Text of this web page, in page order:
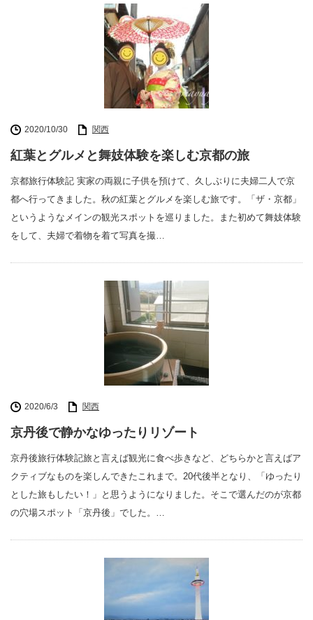
2020/10/30 関西
紅葉とグルメと舞妓体験を楽しむ京都の旅
京都旅行体験記 実家の両親に子供を預けて、久しぶりに夫婦二人で京
都へ行ってきました。秋の紅葉とグルメを楽しむ旅です。「ザ・京都」
というようなメインの観光スポットを巡りました。また初めて舞妓体験
をして、夫婦で着物を着て写真を撮…
2020/6/3 関西
京丹後で静かなゆったりリゾート
京丹後旅行体験記旅と言えば観光に食べ歩きなど、どちらかと言えばア
クティブなものを楽しんできたこれまで。20代後半となり、「ゆったり
とした旅もしたい！」と思うようになりました。そこで選んだのが京都
の穴場スポット「京丹後」でした。…